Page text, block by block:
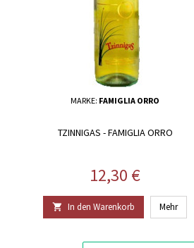
MARKE: FAMIGLIA ORRO
TZINNIGAS - FAMIGLIA ORRO
Preis
12,30 €
 In den Warenkorb Mehr